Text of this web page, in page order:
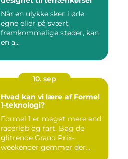
Når en ulykke sker i øde
egne eller på svært
fremkommelige steder, kan
en a...
10. sep
Hvad kan vi lære af Formel
1-teknologi?
Formel 1 er meget mere end
racerløb og fart. Bag de
glitrende Grand Prix-
weekender gemmer der...